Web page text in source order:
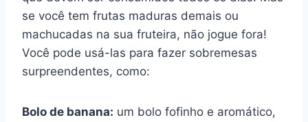
se você tem frutas maduras demais ou
machucadas na sua fruteira, não jogue fora!
Você pode usá-las para fazer sobremesas
surpreendentes, como:
Bolo de banana: um bolo fofinho e aromático,